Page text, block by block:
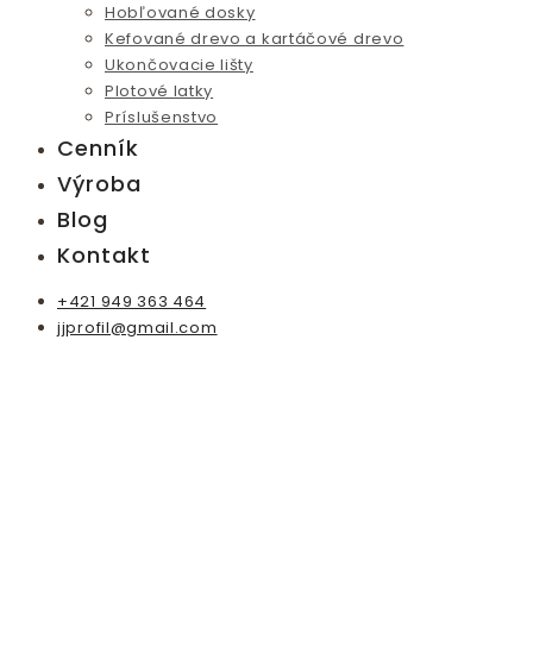
Hobľované dosky
Kefované drevo a kartáčové drevo
Ukončovacie lišty
Plotové latky
Príslušenstvo
Cenník
Výroba
Blog
Kontakt
+421 949 363 464
jjprofil@gmail.com